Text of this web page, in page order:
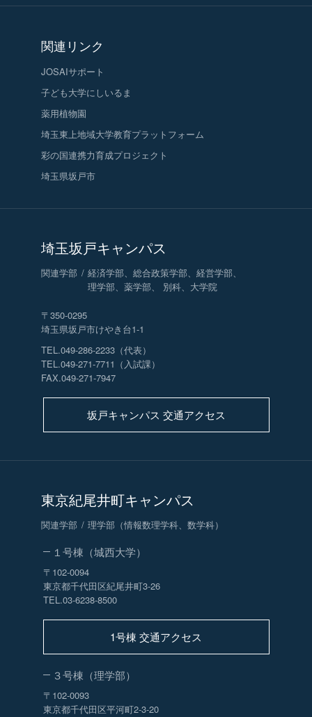
関連リンク
JOSAIサポート
子ども大学にしいるま
薬用植物園
埼玉東上地域大学教育プラットフォーム
彩の国連携力育成プロジェクト
埼玉県坂戸市
埼玉坂戸キャンパス
関連学部
経済学部、総合政策学部、経営学部、
理学部、薬学部、 別科、大学院
〒350-0295
埼玉県坂戸市けやき台1-1
TEL.049-286-2233（代表）
TEL.049-271-7711（入試課）
FAX.049-271-7947
坂戸キャンパス 交通アクセス
東京紀尾井町キャンパス
関連学部 理学部（情報数理学科、数学科）
１号棟（城西大学）
〒102-0094
東京都千代田区紀尾井町3-26
TEL.03-6238-8500
1号棟 交通アクセス
３号棟（理学部）
〒102-0093
東京都千代田区平河町2-3-20